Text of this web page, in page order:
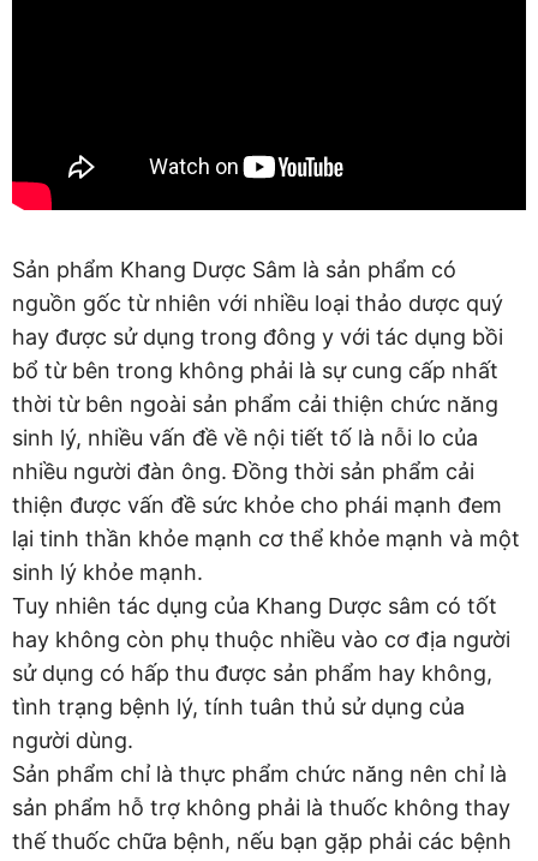
Sản phẩm Khang Dược Sâm là sản phẩm có
nguồn gốc từ nhiên với nhiều loại thảo dược quý
hay được sử dụng trong đông y với tác dụng bồi
bổ từ bên trong không phải là sự cung cấp nhất
thời từ bên ngoài sản phẩm cải thiện chức năng
sinh lý, nhiều vấn đề về nội tiết tố là nỗi lo của
nhiều người đàn ông. Đồng thời sản phẩm cải
thiện được vấn đề sức khỏe cho phái mạnh đem
lại tinh thần khỏe mạnh cơ thể khỏe mạnh và một
sinh lý khỏe mạnh.
Tuy nhiên tác dụng của Khang Dược sâm có tốt
hay không còn phụ thuộc nhiều vào cơ địa người
sử dụng có hấp thu được sản phẩm hay không,
tình trạng bệnh lý, tính tuân thủ sử dụng của
người dùng.
Sản phẩm chỉ là thực phẩm chức năng nên chỉ là
sản phẩm hỗ trợ không phải là thuốc không thay
thế thuốc chữa bệnh, nếu bạn gặp phải các bệnh